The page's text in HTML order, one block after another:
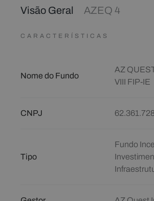
Visão Geral AZEQ 4
CARACTERÍSTICAS
Nome do Fundo
AZ
VIII FIP-IE
CNPJ
Tipo
Fundo